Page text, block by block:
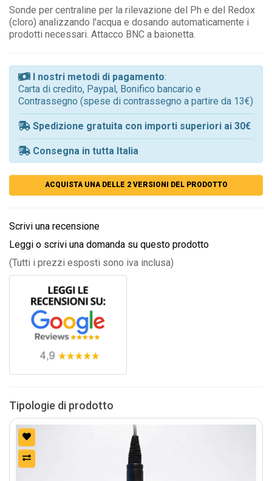
Sonde per centraline per la rilevazione del Ph e del Redox
(cloro) analizzando l'acqua e dosando automaticamente i
prodotti necessari. Attacco BNC a baionetta.
I nostri metodi di pagamento:
Carta di credito, Paypal, Bonifico bancario e
Contrassegno (spese di contrassegno a partire da 13€)
Spedizione gratuita con importi superiori ai 30€
Consegna in tutta Italia
ACQUISTA UNA DELLE 2 VERSIONI DEL PRODOTTO
Scrivi una recensione
Leggi o scrivi una domanda su questo prodotto
(Tutti i prezzi esposti sono iva inclusa)
Tipologie di prodotto